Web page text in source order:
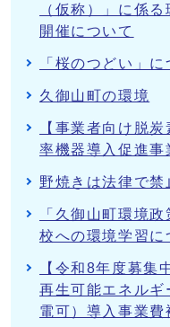
（仮称）」に係
開催について
「桜のつどい」に
久御山町の環境
【事業者向け脱
率機器導入促進事
野焼きは法律で禁
「久御山町環境
校への環境学習に
【令和8年度募集
再生可能エネル
電可）導入事業費